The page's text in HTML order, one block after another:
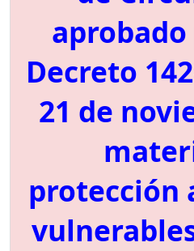
aprobado
Decreto
21 de
protección